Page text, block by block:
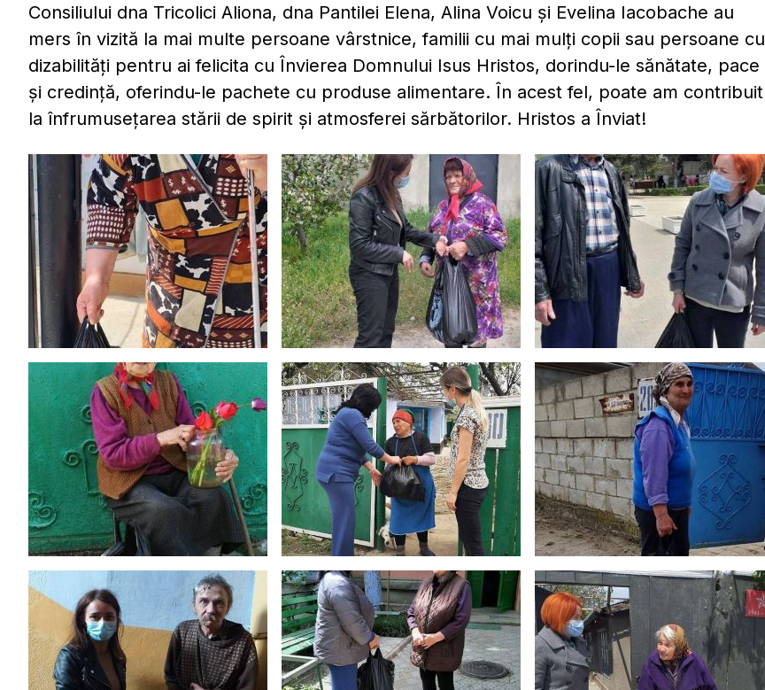
Consiliului dna Tricolici Aliona, dna Pantilei Elena, Alina Voicu și Evelina Iacobache au
mers în vizită la mai multe persoane vârstnice, familii cu mai mulți copii sau persoane cu
dizabilități pentru ai felicita cu Învierea Domnului Isus Hristos, dorindu-le sănătate, pace
și credință, oferindu-le pachete cu produse alimentare. În acest fel, poate am contribuit
la înfrumusețarea stării de spirit și atmosferei sărbătorilor. Hristos a Înviat!